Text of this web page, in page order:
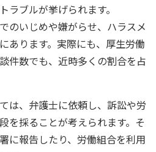
ラブルが挙げられます。
のいじめや嫌がらせ、ハラスメ
あります。実際にも、厚生労働
件数でも、近時多くの割合を占
は、弁護士に依頼し、訴訟や労
を採ることが考えられます。そ
に報告したり、労働組合を利用